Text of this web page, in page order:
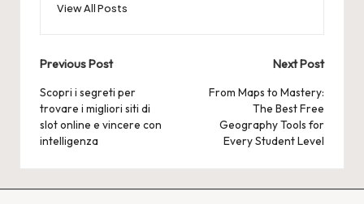
View All Posts
Post
navigation
Previous Post
Scopri i segreti per
trovare i migliori siti di
slot online e vincere con
intelligenza
Next Post
From Maps to Mastery:
The Best Free
Geography Tools for
Every Student Level